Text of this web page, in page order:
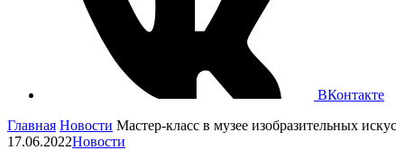
ВКонтакте
Главная Новости Мастер-класс в музее изобразительных
17.06.2022Новости